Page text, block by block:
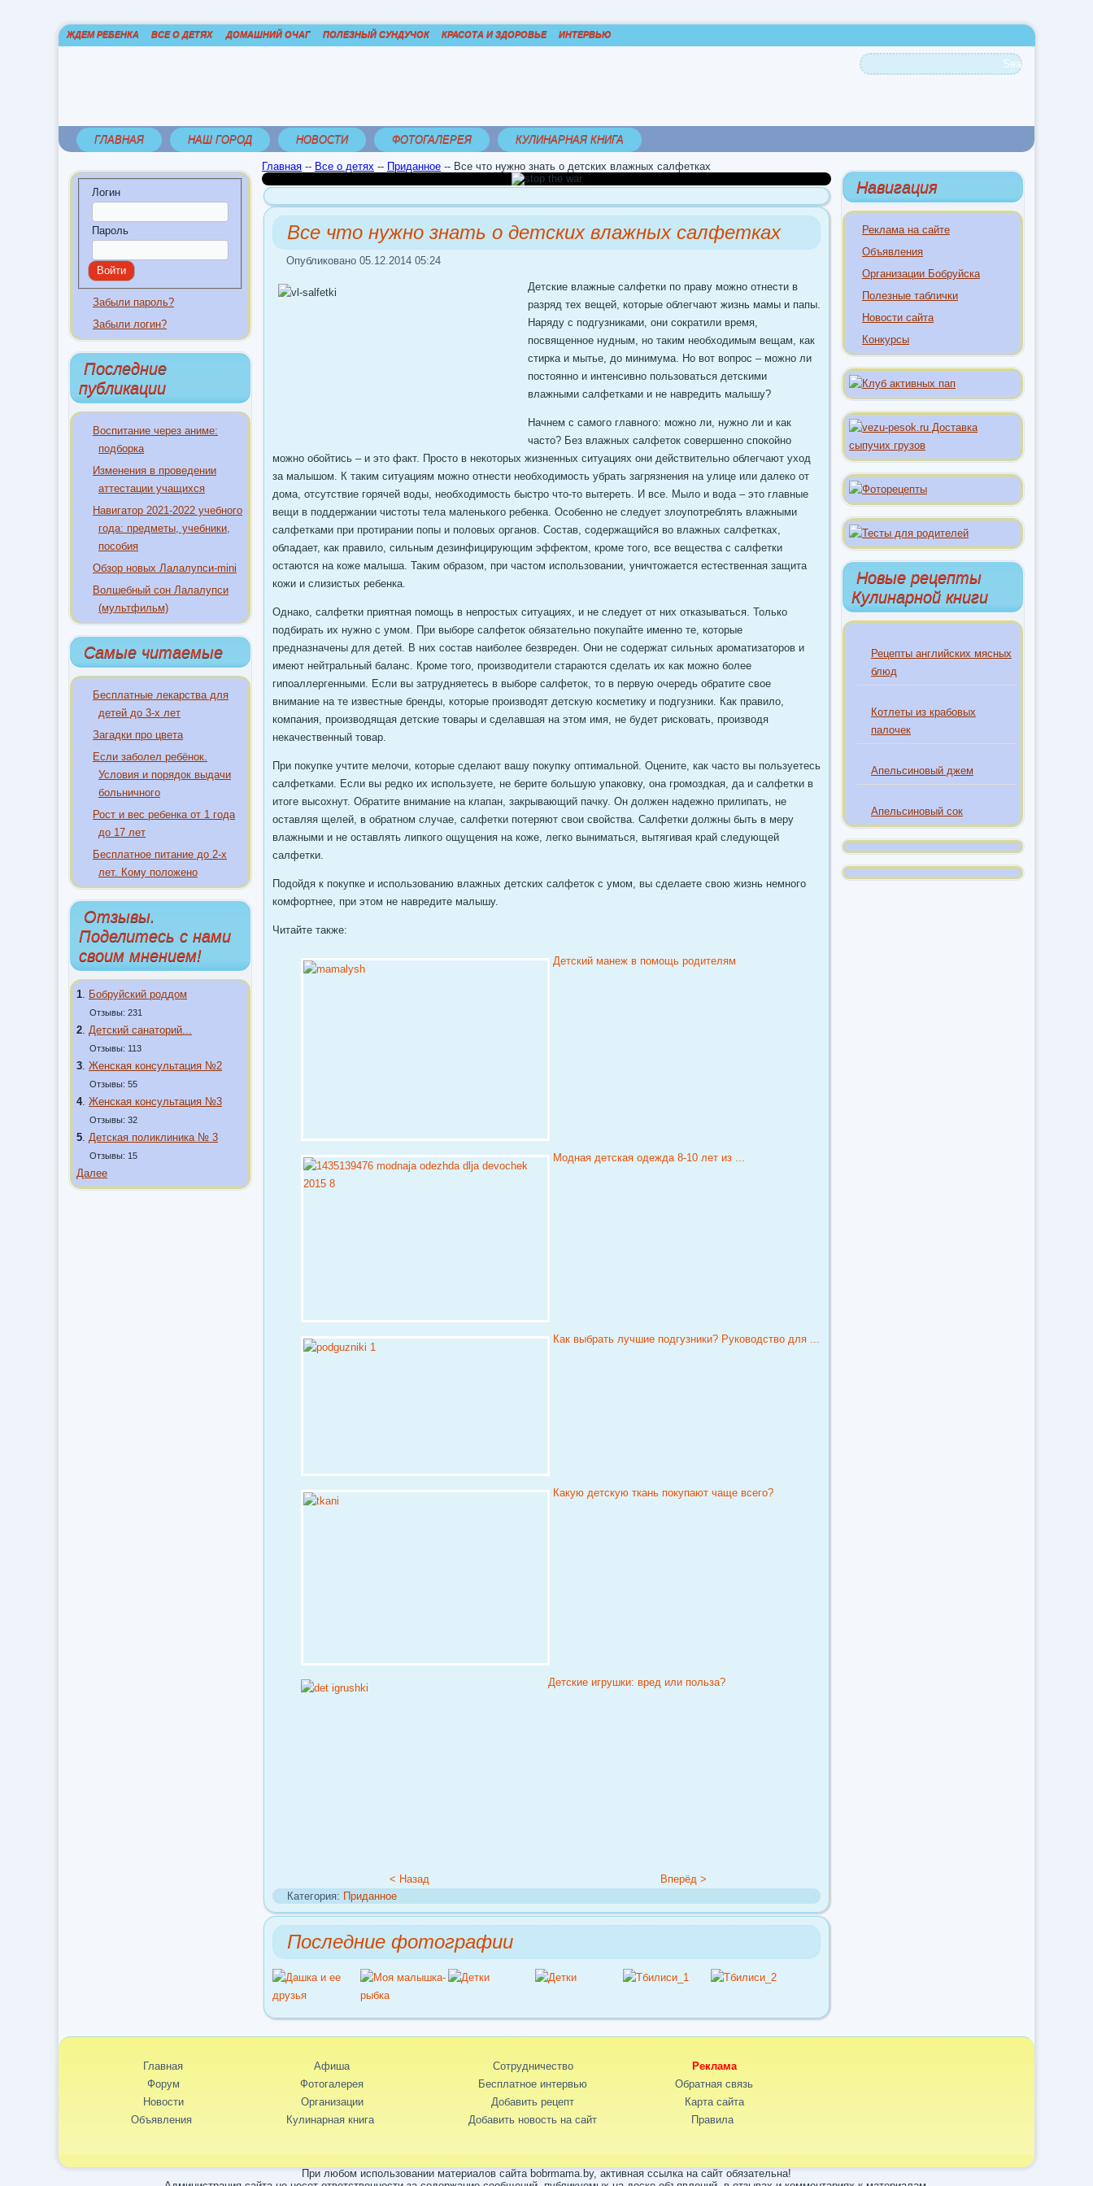
ЖДЕМ РЕБЕНКА ВСЕ О ДЕТЯХ ДОМАШНИЙ ОЧАГ ПОЛЕЗНЫЙ СУНДУЧОК КРАСОТА И ЗДОРОВЬЕ ИНТЕРВЬЮ
ГЛАВНАЯ НАШ ГОРОД НОВОСТИ ФОТОГАЛЕРЕЯ КУЛИНАРНАЯ КНИГА
Логин
Пароль
Забыли пароль?
Забыли логин?
Последние
публикации
Воспитание через аниме:
подборка
Изменения в проведении
аттестации учащихся
Навигатор 2021-2022 учебного
года: предметы, учебники,
пособия
Обзор новых Лалалупси-mini
Волшебный сон Лалалупси
(мультфильм)
Самые читаемые
Бесплатные лекарства для
детей до 3-х лет
Загадки про цвета
Если заболел ребёнок.
Условия и порядок выдачи
больничного
Рост и вес ребенка от 1 года
до 17 лет
Бесплатное питание до 2-х
лет. Кому положено
Отзывы.
Поделитесь с нами
своим мнением!
1 Бобруйский роддом
Отзывы: 231
2 Детский санаторий...
Отзывы: 113
3 Женская консультация №2
Отзывы: 55
4. Женская консультация №3
Отзывы: 32
5 Детская поликлиника № 3
Отзывы: 15
Далее
Главная -- Все о детях -- Приданное -- Все что нужно знать о детских влажных салфетках
Все что нужно знать о детских влажных салфетках
Опубликовано 05.12.2014 05:24
Детские влажные салфетки по праву можно отнести в
разряд тех вещей, которые облегчают жизнь мамы и папы.
Наряду с подгузниками, они сократили время,
посвященное нудным, но таким необходимым вещам, как
стирка и мытье, до минимума. Но вот вопрос – можно ли
постоянно и интенсивно пользоваться детскими
влажными салфетками и не навредить малышу?
Начнем с самого главного: можно ли, нужно ли и как
часто? Без влажных салфеток совершенно спокойно
можно обойтись – и это факт. Просто в некоторых жизненных ситуациях они действительно облегчают уход
за малышом. К таким ситуациям можно отнести необходимость убрать загрязнения на улице или далеко от
дома, отсутствие горячей воды, необходимость быстро что-то вытереть. И все. Мыло и вода – это главные
вещи в поддержании чистоты тела маленького ребенка. Особенно не следует злоупотреблять влажными
салфетками при протирании попы и половых органов. Состав, содержащийся во влажных салфетках,
обладает, как правило, сильным дезинфицирующим эффектом, кроме того, все вещества с салфетки
остаются на коже малыша. Таким образом, при частом использовании, уничтожается естественная защита
кожи и слизистых ребенка.
Однако, салфетки приятная помощь в непростых ситуациях, и не следует от них отказываться. Только
подбирать их нужно с умом. При выборе салфеток обязательно покупайте именно те, которые
предназначены для детей. В них состав наиболее безвреден. Они не содержат сильных ароматизаторов и
имеют нейтральный баланс. Кроме того, производители стараются сделать их как можно более
гипоаллергенными. Если вы затрудняетесь в выборе салфеток, то в первую очередь обратите свое
внимание на те известные бренды, которые производят детскую косметику и подгузники. Как правило,
компания, производящая детские товары и сделавшая на этом имя, не будет рисковать, производя
некачественный товар.
При покупке учтите мелочи, которые сделают вашу покупку оптимальной. Оцените, как часто вы пользуетесь
салфетками. Если вы редко их используете, не берите большую упаковку, она громоздкая, да и салфетки в
итоге высохнут. Обратите внимание на клапан, закрывающий пачку. Он должен надежно прилипать, не
оставляя щелей, в обратном случае, салфетки потеряют свои свойства. Салфетки должны быть в меру
влажными и не оставлять липкого ощущения на коже, легко выниматься, вытягивая край следующей
салфетки.
Подойдя к покупке и использованию влажных детских салфеток с умом, вы сделаете свою жизнь немного
комфортнее, при этом не навредите малышу.
Читайте также:
Детский манеж в помощь родителям
Модная детская одежда 8-10 лет из ...
Как выбрать лучшие подгузники? Руководство для ...
Какую детскую ткань покупают чаще всего?
Детские игрушки: вред или польза?
< Назад
Вперёд >
Категория: Приданное
Последние фотографии
Навигация
Реклама на сайте
Объявления
Организации Бобруйска
Полезные таблички
Новости сайта
Конкурсы
Новые рецепты
Кулинарной книги
Рецепты английских мясных
блюд
Котлеты из крабовых
палочек
Апельсиновый джем
Апельсиновый сок
Главная
Форум
Новости
Объявления
Афиша
Фотогалерея
Организации
Кулинарная книга
Сотрудничество
Бесплатное интервью
Добавить рецепт
Добавить новость на сайт
Реклама
Обратная связь
Карта сайта
Правила
При любом использовании материалов сайта bobrmama.by, активная ссылка на сайт обязательна!